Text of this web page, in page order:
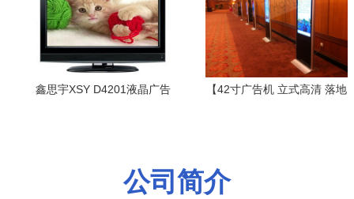
鑫思宇XSY D4201液晶广告
【42寸广告机 立式高清 落地
公司简介